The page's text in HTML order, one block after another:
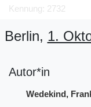
Kennung: 2732
Berlin, 1.
Autor*in
Wedekind,